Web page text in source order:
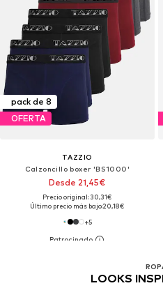
pack de 8
OFERTA
TAZZIO
Calzoncillo boxer 'BS1000'
Desde 21,45€
Precio original: 30,31€
Último precio más bajo:20,18€
+5
LOOKS